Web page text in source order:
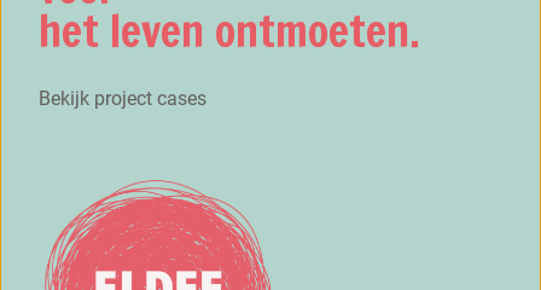
het leven ontmoeten.
Bekijk project cases